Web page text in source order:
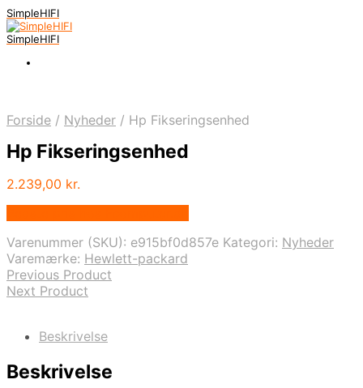
SimpleHIFI
SimpleHIFI
Forside / Nyheder / Hp Fikseringsenhed
Hp Fikseringsenhed
2.239,00 kr.
Varenummer (SKU): e915bf0d857e Kategori: Nyheder
Varemærke: Hewlett-packard
Previous Product
Next Product
Beskrivelse
Beskrivelse